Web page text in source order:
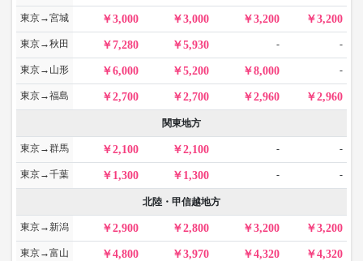
東京→宮城 3,000 3,000 3,200 3,200
東京→秋田 7,280 5,930 - -
東京→山形 6,000 5,200 8,000 -
東京→福島 2,700 2,700 2,960 2,960
関東地方
東京→群馬 2,100 2,100 - -
東京→千葉 1,300 1,300 - -
北陸・甲信越地方
東京→新潟 2,900 2,800 3,200 3,200
東京→富山 4,800 3,970 4,320 4,320